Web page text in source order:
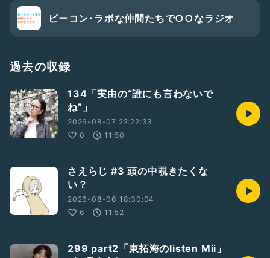
ゆるりとクスクスおつき合い下さい。
―――――――――――――――――――――――
;s=09
◇Instagram
https://www.instagram.com/dj_miu?
igshid=OGQ5ZDc2ODk2ZA==
◇事務所HP
https://beacon-lab-entertainment.com/
#みゅう#実由の誰にも言わないでね #内緒話 #金曜日
ビーコン･ラボな仲間たちで○○なラジオ
過去の収録
134「実由の“誰にも言わないで
ね”」
2026-08-07 22:22:33
0
11:50
さえらじ #3 頭の中覗きたくな
い？
2026-08-06 18:30:04
6
11:52
299 part2「東拓海のlisten Mii」